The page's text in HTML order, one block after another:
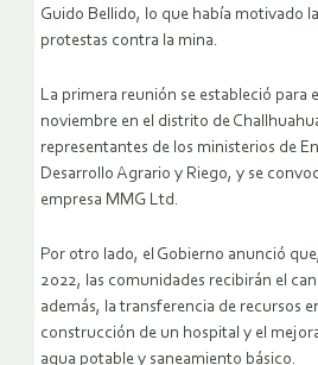
Guido Bellido, lo que había motivado
protestas contra la mina.
La primera reunión se estableció para
noviembre en el distrito de
representantes de los ministerios de
Desarrollo Agrario y Riego, y se
empresa MMG Ltd.
Por otro lado, el Gobierno anunció
2022, las comunidades recibirán el
además, la transferencia de recursos
construcción de un hospital y el
agua potable y saneamiento básico.